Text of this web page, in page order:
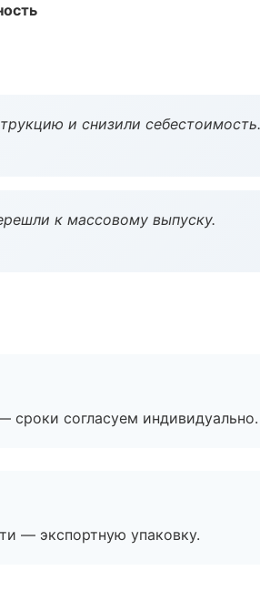
и снизили себестоимость.
к массовому выпуску.
сроки согласуем индивидуально.
— экспортную упаковку.